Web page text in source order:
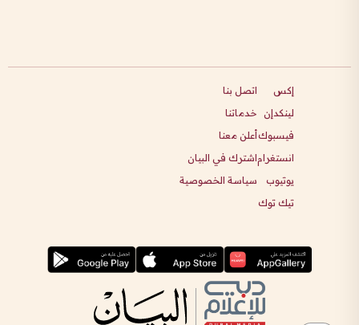
إكس
لينكدإن
فيسبوك
انستغرام
يوتيوب
تيك توك
اتصل بنا
خدماتنا
أعلن معنا
اشترك في البيان
سياسة الخصوصية